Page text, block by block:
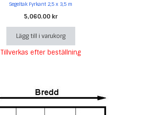
Segeltak Fyrkant 2,5 x 3,5 m
5,060.00 kr
Lägg till i varukorg
Tillverkas efter beställning